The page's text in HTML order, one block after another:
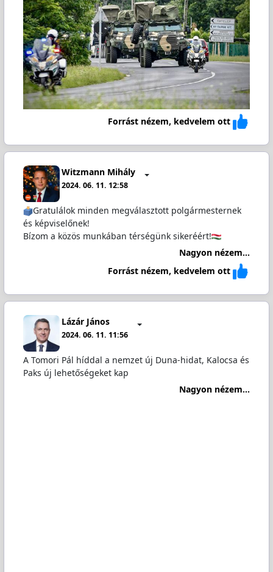
Forrást nézem, kedvelem ott
Witzmann Mihály
2024. 06. 11. 12:58
️Gratulálok minden megválasztott polgármesternek
és képviselőnek!
Bízom a közös munkában térségünk sikeréért!
Nagyon nézem...
Forrást nézem, kedvelem ott
Lázár János
2024. 06. 11. 11:56
A Tomori Pál híddal a nemzet új Duna-hidat, Kalocsa és
Paks új lehetőségeket kap
Nagyon nézem...